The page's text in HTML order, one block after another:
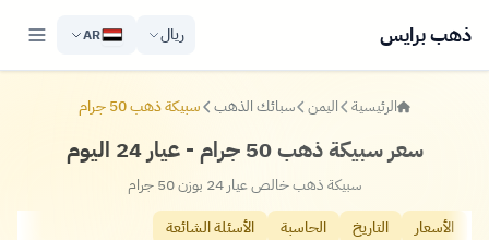
ذهب برايس ريال AR
الرئيسية اليمن سبائك الذهب سبيكة ذهب 50 جرام
سعر سبيكة ذهب 50 جرام - عيار 24 اليوم
سبيكة ذهب خالص عيار 24 بوزن 50 جرام
الأسعار
التاريخ الحاسبة الأسئلة الشائعة